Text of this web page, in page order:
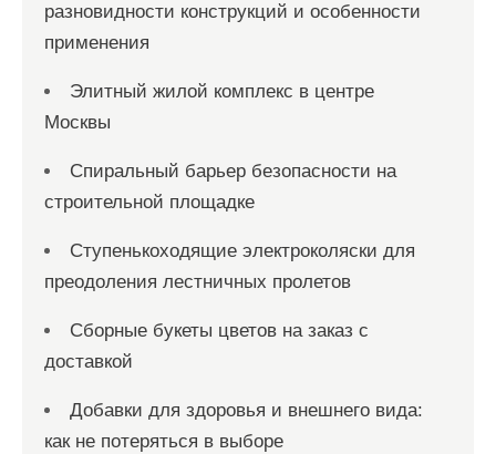
разновидности конструкций и особенности
применения
Элитный жилой комплекс в центре
Москвы
Спиральный барьер безопасности на
строительной площадке
Ступенькоходящие электроколяски для
преодоления лестничных пролетов
Сборные букеты цветов на заказ с
доставкой
Добавки для здоровья и внешнего вида:
как не потеряться в выборе